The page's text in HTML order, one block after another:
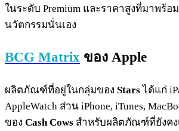
ในระดับ Premium และราคาสูงที่มาพร้อ
นวัตกรรมนั่นเอง
BCG Matrix ของ Apple
ผลิตภัณฑ์ที่อยู่ในกลุ่มของ Starsได้แก่
AppleWatch ส่วน iPhone, iTunes,
ของ Cash Cows สำหรับผลิตภัณฑ์ที่ยังคง